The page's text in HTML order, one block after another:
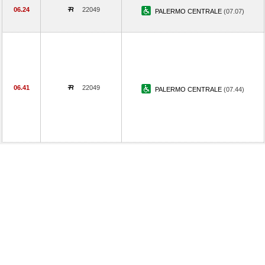
06.24 22049 PALERMO CENTRALE (07.07)
06.41 22049 PALERMO CENTRALE (07.44)